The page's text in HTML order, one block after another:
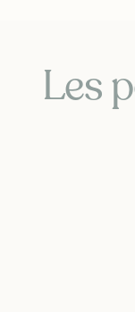
Les